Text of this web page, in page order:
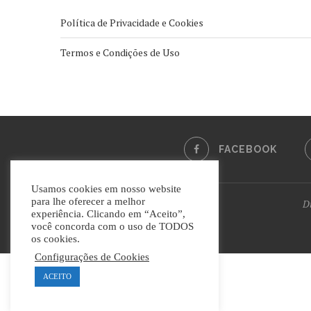
Política de Privacidade e Cookies
Termos e Condições de Uso
FACEBOOK
Usamos cookies em nosso website
para lhe oferecer a melhor
experiência. Clicando em “Aceito”,
você concorda com o uso de TODOS
os cookies.
Configurações de Cookies
ACEITO